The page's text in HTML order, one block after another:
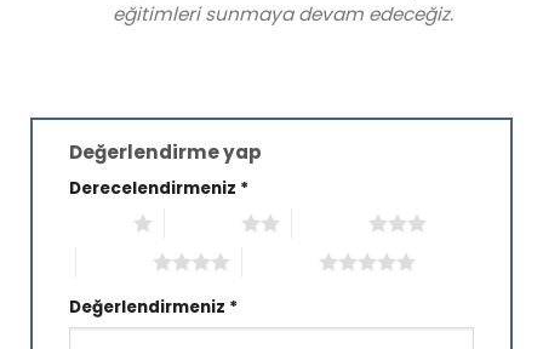
eğitimleri sunmaya devam edeceğiz.
Değerlendirme yap
Derecelendirmeniz *
Değerlendirmeniz *